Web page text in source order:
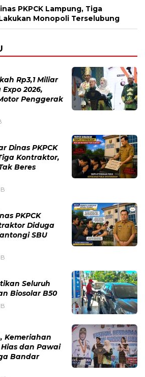
PKPCK Lampung, Tiga
Monopoli Terselubung
Rp3,1 Miliar
2026,
Penggerak
Dinas PKPCK
Kontraktor,
Beres
PKPCK
Diduga
SBU
Seluruh
Biosolar B50
Kemeriahan
dan Pawai
Bandar